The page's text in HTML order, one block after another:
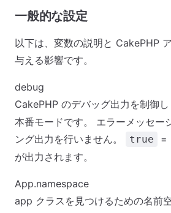
一般的な設定
以下は、変数の説明と CakePHP
与える影響です。
debug
CakePHP のデバッグ出力を制御し
本番モードです。 エラーメッセー
ング出力を行いません。
true
=
が出力されます。
App.namespace
app クラスを見つけるための名前空